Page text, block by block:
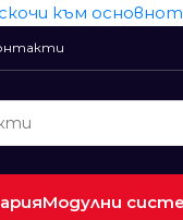
към
Модулни